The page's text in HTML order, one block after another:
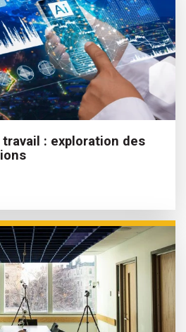
travail : exploration des